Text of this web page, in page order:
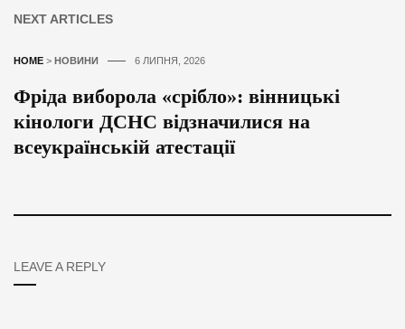
NEXT ARTICLES
HOME > НОВИНИ 6 ЛИПНЯ, 2026
Фріда виборола «срібло»: вінницькі
кінологи ДСНС відзначилися на
всеукраїнській атестації
LEAVE A REPLY